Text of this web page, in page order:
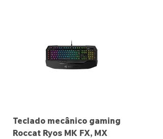
Teclado mecânico gaming
Roccat Ryos MK FX, MX